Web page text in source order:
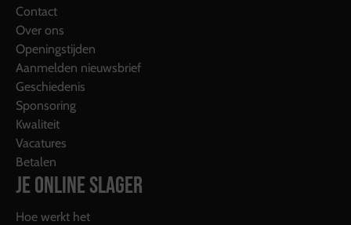
Contact
Over ons
Openingstijden
Aanmelden nieuwsbrief
Geschiedenis
Sponsoring
Kwaliteit
Vacatures
Betalen
JE ONLINE SLAGER
Hoe werkt het